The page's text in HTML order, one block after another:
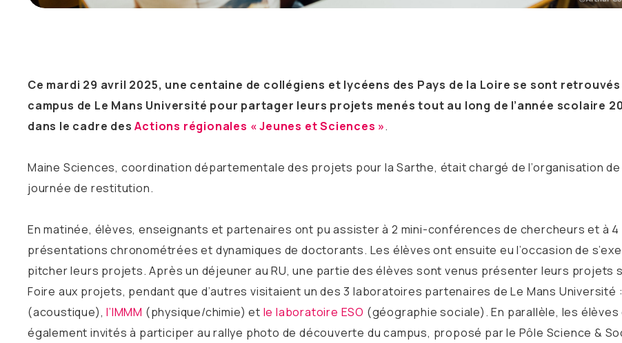
Ce mardi 29 avril 2025, une centaine de collégiens et lycéens des Pays de la Loire se sont
campus de Le Mans Université pour partager leurs projets menés tout au long de l’année scolaire
dans le cadre des Actions régionales « Jeunes et Sciences ».
Maine Sciences, coordination départementale des projets pour la Sarthe, était chargé de l’organisation
journée de restitution.
En matinée, élèves, enseignants et partenaires ont pu assister à 2 mini-conférences de chercheurs et à 4
présentations chronométrées et dynamiques de doctorants. Les élèves ont ensuite eu l’occasion de
pitcher leurs projets. Après un déjeuner au RU, une partie des élèves sont venus présenter leurs projets
Foire aux projets, pendant que d’autres visitaient un des 3 laboratoires partenaires de Le Mans Université
(acoustique),l’IMMM (physique/chimie) et le laboratoire ESO (géographie sociale). En parallèle, les
également invités à participer au rallye photo de découverte du campus, proposé par le Pôle Science &